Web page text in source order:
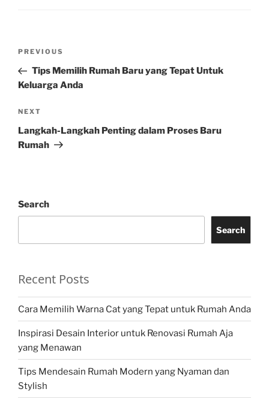
Previous
Post
PREVIOUS
Tips Memilih Rumah Baru yang Tepat Untuk
Keluarga Anda
Next
Post
NEXT
Langkah-Langkah Penting dalam Proses Baru
Rumah
Search
Search
Recent Posts
Cara Memilih Warna Cat yang Tepat untuk Rumah Anda
Inspirasi Desain Interior untuk Renovasi Rumah Aja
yang Menawan
Tips Mendesain Rumah Modern yang Nyaman dan
Stylish